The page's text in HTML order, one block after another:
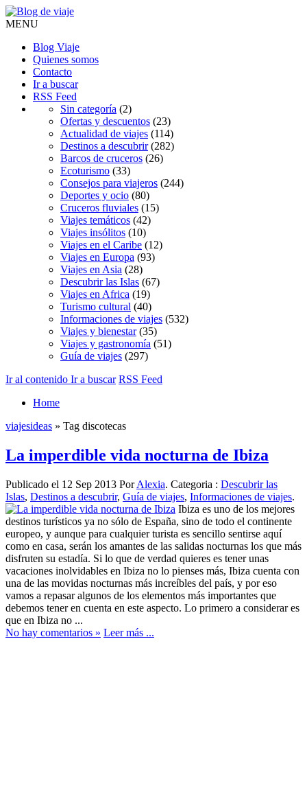
MENU
Blog Viaje
Quienes somos
Contacto
Ir a buscar
RSS Feed
Sin categoría (2)
Ofertas y descuentos (23)
Actualidad de viajes (114)
Destinos a descubrir(282)
Barcos de cruceros (26)
Ecoturismo (33)
Consejos para viajeros (244)
Deportes y ocio (80)
Cruceros fluviales (15)
Viajes temáticos (42)
Viajes insólitos (10)
Viajes en el Caribe (12)
Viajes en Europa (93)
Viajes en Asia (28)
Descubrir las Islas (67)
Viajes en Africa (19)
Turismo cultural (40)
Informaciones de viajes (532)
Viajes y bienestar(35)
Viajes y gastronomía (51)
Guía de viajes (297)
Ir al contenido Ir a buscar RSS Feed
Home
viajesideas » Tag discotecas
La imperdible vida nocturna de Ibiza
Publicado el 12 Sep 2013 PorAlexia. Categoria : Descubrir las
Islas, Destinos a descubrir, Guía de viajes, Informaciones de viajes.
Ibiza es uno de los mejores
destinos turísticos ya no sólo de España, sino de todo el continente
europeo, y aunque para cualquier turista es sencillo sentirse aquí
como en casa, serán los amantes de las salidas nocturnas los que más
disfruten su estadía. Si lo que de verdad quieres es tener unas
vacaciones inolvidables en Ibiza no lo pienses más, Ibiza cuenta con
una de las movidas nocturnas más increíbles del país, y por eso
vamos a repasar algunos de los elementos más importantes que
debemos tener en cuenta en este aspecto. Lo primero a considerar es
que en Ibiza no ...
No hay comentarios » Leer más ...